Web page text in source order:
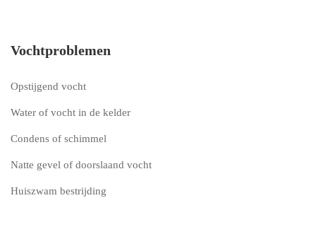
Vochtproblemen
Opstijgend vocht
Water of vocht in de kelder
Condens of schimmel
Natte gevel of doorslaand vocht
Huiszwam bestrijding